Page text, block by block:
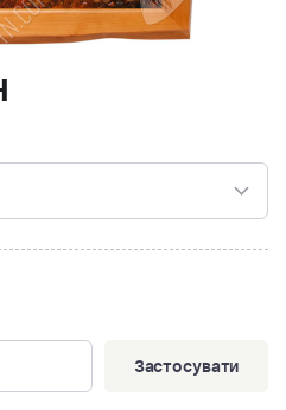
Застосувати